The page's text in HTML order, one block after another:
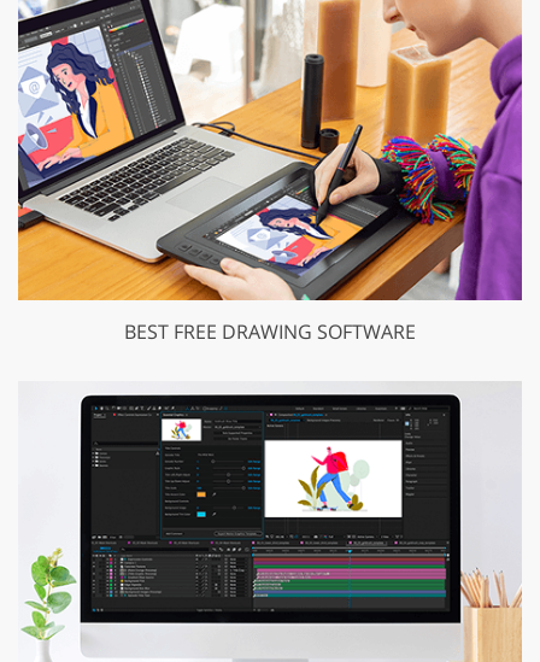
BEST FREE DRAWING SOFTWARE